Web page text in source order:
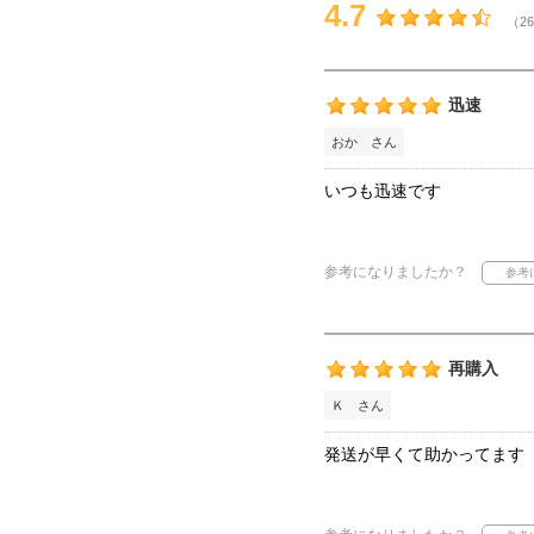
4.7 （
迅速
おか さん
いつも迅速です
参考になりましたか？
再購入
Ｋ さん
発送が早くて助かってます